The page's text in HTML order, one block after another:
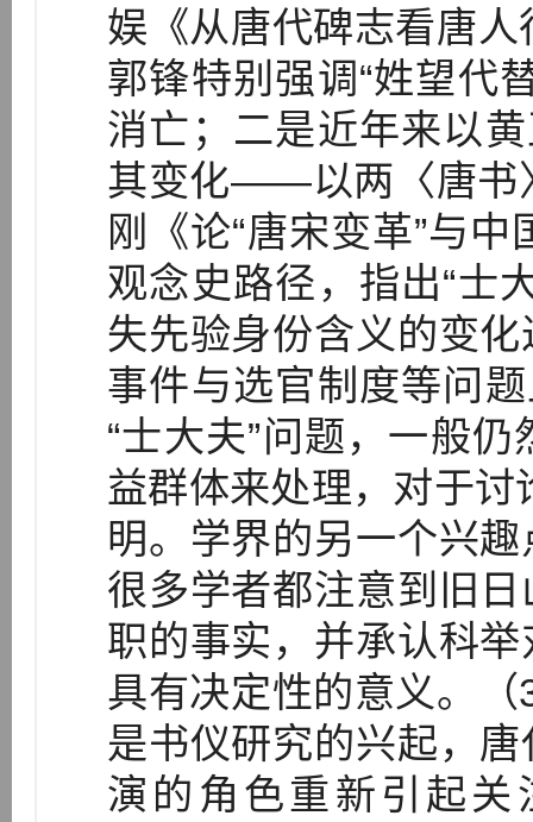
娱《从唐代碑志看唐
郭锋特别强调“姓望代
消亡；二是近年来以
其变化——以两〈唐书
刚《论“唐宋变革”与
观念史路径，指出“士
失先验身份含义的变
事件与选官制度等问
“士大夫”问题，一般
益群体来处理，对于讨
明。学界的另一个兴
很多学者都注意到旧
职的事实，并承认科
具有决定性的意义。
是书仪研究的兴起，
演的角色重新引起